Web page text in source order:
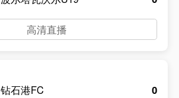
高清直播
钻石港FC
0